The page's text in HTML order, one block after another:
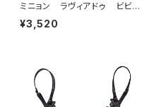
ミニョン ラヴィアドゥ ビビア
ーナ ブラジャー（ピーチ）M20
¥3,520